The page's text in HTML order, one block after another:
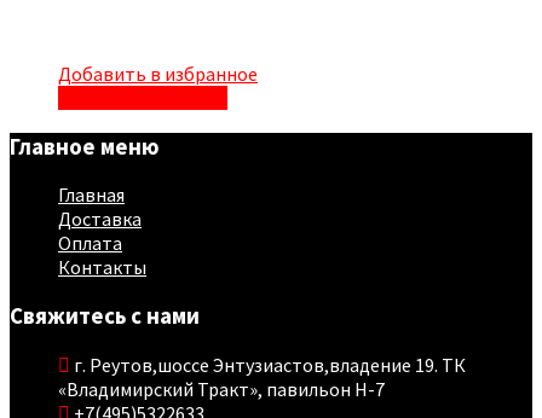
Добавить в избранное
Главное меню
Главная
Доставка
Оплата
Контакты
Свяжитесь с нами
г. Реутов,шоссе Энтузиастов,владение 19. ТК
«Владимирский Тракт», павильон Н-7
+7(495)5322633